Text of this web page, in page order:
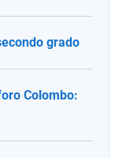
grado
Colombo: